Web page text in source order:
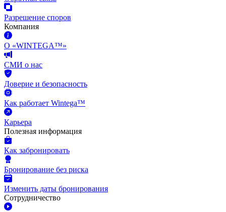
Разрешение споров
Компания
О «WINTEGA™»
СМИ о нас
Доверие и безопасность
Как работает Wintega™
Карьера
Полезная информация
Как забронировать
Бронирование без риска
Изменить даты бронирования
Сотрудничество